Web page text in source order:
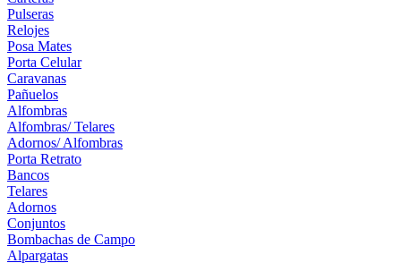
Pulseras
Relojes
Posa Mates
Porta Celular
Caravanas
Pañuelos
Alfombras
Alfombras/ Telares
Adornos/ Alfombras
Porta Retrato
Bancos
Telares
Adornos
Conjuntos
Bombachas de Campo
Alpargatas